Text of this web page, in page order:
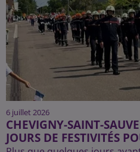
6 juillet 2026
CHEVIGNY-SAINT-
JOURS DE FESTIVITÉS